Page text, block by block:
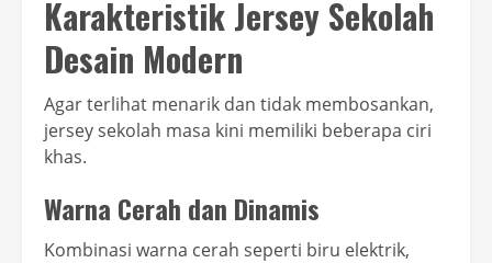
Karakteristik Jersey Sekolah
Desain Modern
Agar terlihat menarik dan tidak membosankan,
jersey sekolah masa kini memiliki beberapa ciri
khas.
Warna Cerah dan Dinamis
Kombinasi warna cerah seperti biru elektrik,